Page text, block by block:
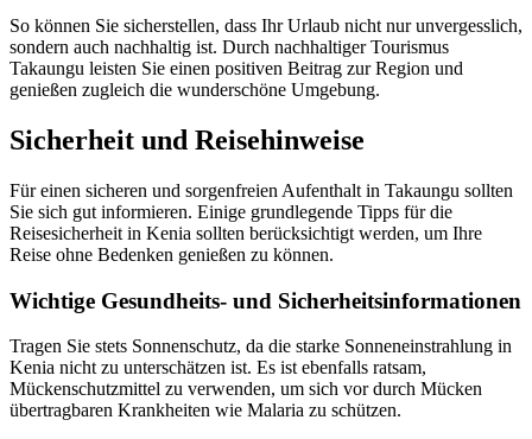
So können Sie sicherstellen, dass Ihr Urlaub nicht nur unvergesslich,
sondern auch nachhaltig ist. Durch nachhaltiger Tourismus
Takaungu leisten Sie einen positiven Beitrag zur Region und
genießen zugleich die wunderschöne Umgebung.
Sicherheit und Reisehinweise
Für einen sicheren und sorgenfreien Aufenthalt in Takaungu sollten
Sie sich gut informieren. Einige grundlegende Tipps für die
Reisesicherheit in Kenia sollten berücksichtigt werden, um Ihre
Reise ohne Bedenken genießen zu können.
Wichtige Gesundheits- und Sicherheitsinformationen
Tragen Sie stets Sonnenschutz, da die starke Sonneneinstrahlung in
Kenia nicht zu unterschätzen ist. Es ist ebenfalls ratsam,
Mückenschutzmittel zu verwenden, um sich vor durch Mücken
übertragbaren Krankheiten wie Malaria zu schützen.